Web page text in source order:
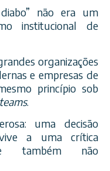
não era um
institucional de
organizações
e empresas de
princípio sob
.
uma decisão
a uma crítica
também não